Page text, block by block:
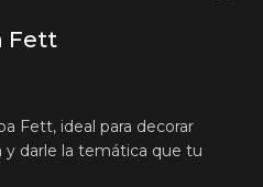
Fett
Fett, ideal para decorar
y darle la temática que tu